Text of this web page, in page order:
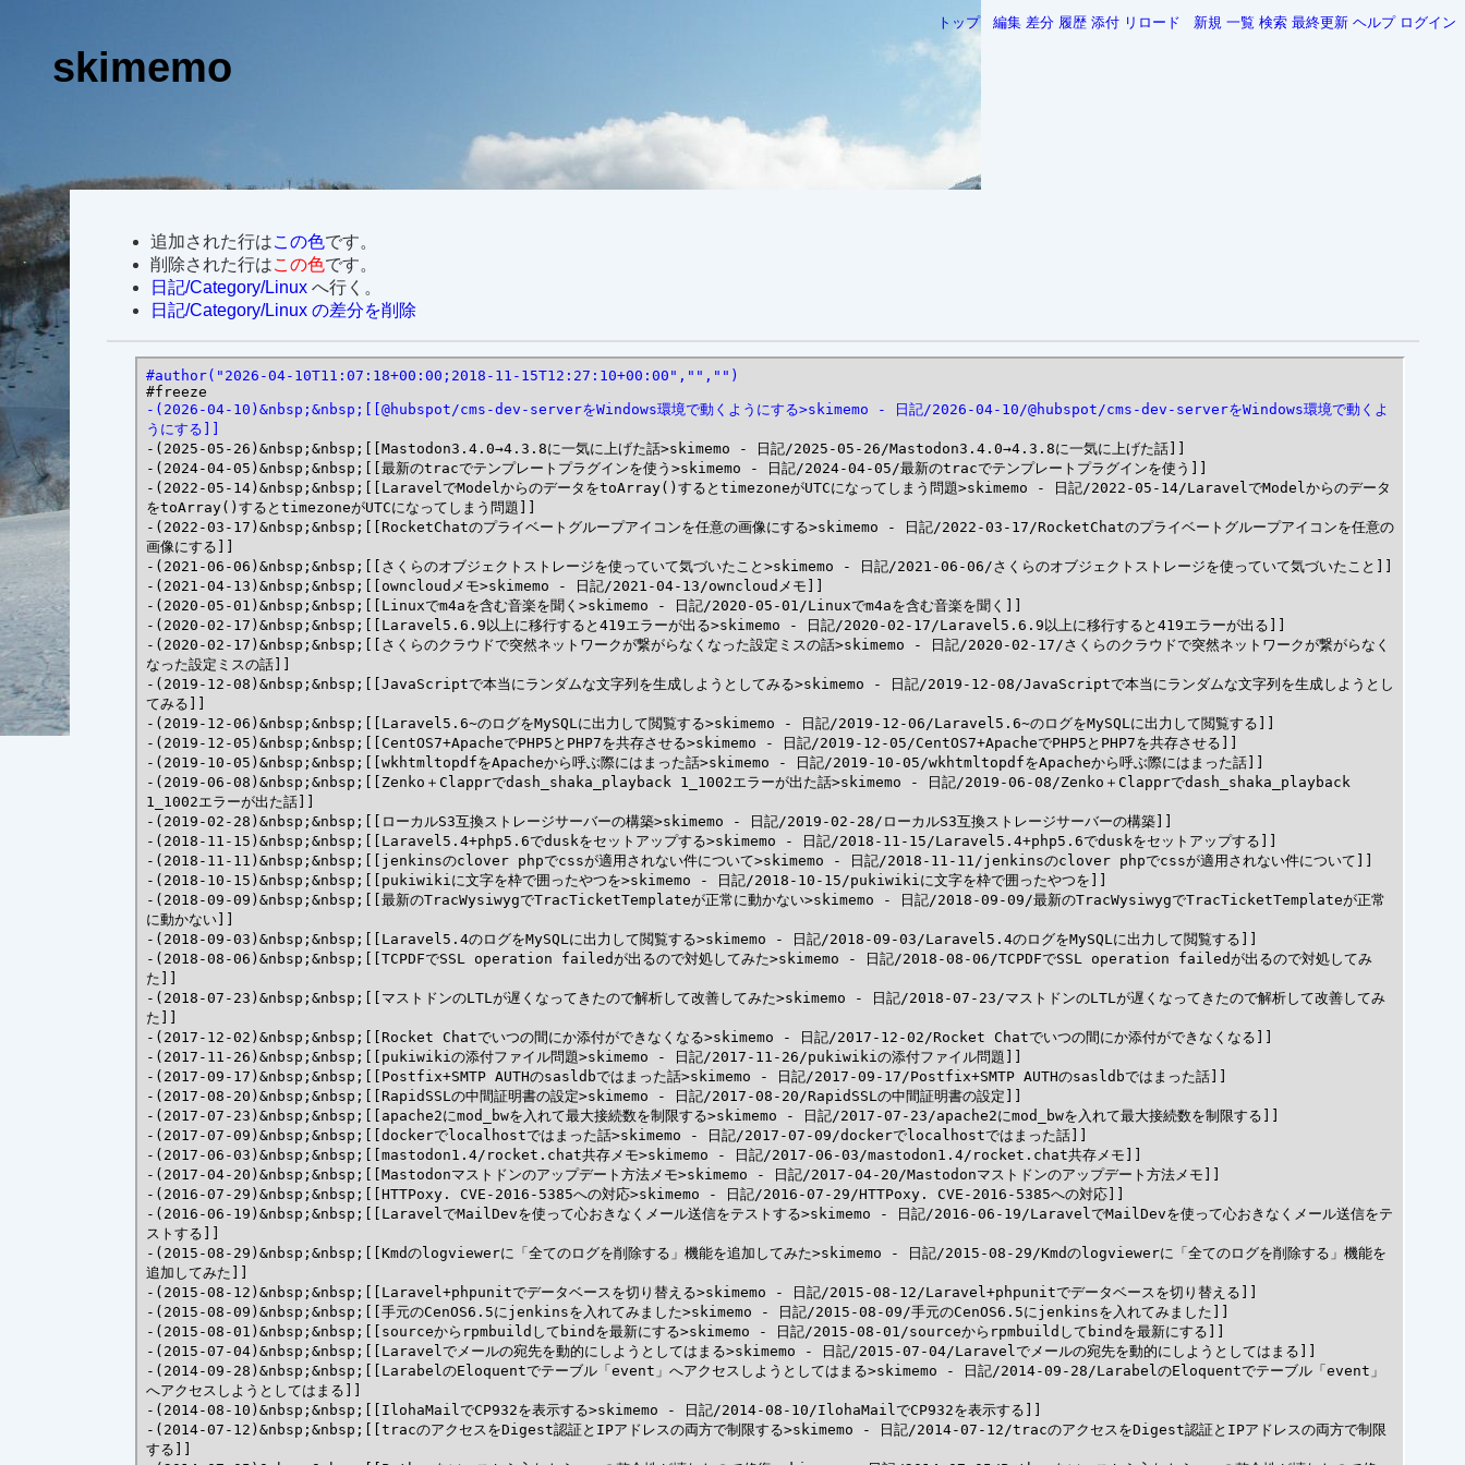
トップ 編集 差分 履歴 添付 リロード 新規 一覧 検索 最終更新 ヘルプ ログイン
skimemo
追加された行はこの色です。
削除された行はこの色です。
日記/Category/Linux へ行く。
日記/Category/Linux の差分を削除
#author("2026-04-10T11:07:18+00:00;2018-11-15T12:27:10+00:00","","")
-(2026-04-10)&nbsp;&nbsp;[[@hubspot/cms-dev-serverをWindows環境で動くようにする>skimemo - 日記/2026-04-10/@hubspot/cms-dev-serverをWindows環境で動くよ
うにする]]
-(2025-05-26)&nbsp;&nbsp;[[Mastodon3.4.0→4.3.8に一気に上げた話>skimemo - 日記/2025-05-26/Mastodon3.4.0→4.3.8に一気に上げた話]]
-(2024-04-05)&nbsp;&nbsp;[[最新のtracでテンプレートプラグインを使う>skimemo - 日記/2024-04-05/最新のtracでテンプレートプラグインを使う]]
-(2022-05-14)&nbsp;&nbsp;[[LaravelでModelからのデータをtoArray()するとtimezoneがUTCになってしまう問題>skimemo - 日記/2022-05-14/LaravelでModelからのデータ
をtoArray()するとtimezoneがUTCになってしまう問題]]
-(2022-03-17)&nbsp;&nbsp;[[RocketChatのプライベートグループアイコンを任意の画像にする>skimemo - 日記/2022-03-17/RocketChatのプライベートグループアイコンを任意の
画像にする]]
-(2021-06-06)&nbsp;&nbsp;[[さくらのオブジェクトストレージを使っていて気づいたこと>skimemo - 日記/2021-06-06/さくらのオブジェクトストレージを使っていて気づいたこと]]
-(2021-04-13)&nbsp;&nbsp;[[owncloudメモ>skimemo - 日記/2021-04-13/owncloudメモ]]
-(2020-05-01)&nbsp;&nbsp;[[Linuxでm4aを含む音楽を聞く>skimemo - 日記/2020-05-01/Linuxでm4aを含む音楽を聞く]]
-(2020-02-17)&nbsp;&nbsp;[[Laravel5.6.9以上に移行すると419エラーが出る>skimemo - 日記/2020-02-17/Laravel5.6.9以上に移行すると419エラーが出る]]
-(2020-02-17)&nbsp;&nbsp;[[さくらのクラウドで突然ネットワークが繋がらなくなった設定ミスの話>skimemo - 日記/2020-02-17/さくらのクラウドで突然ネットワークが繋がらなく
なった設定ミスの話]]
-(2019-12-08)&nbsp;&nbsp;[[JavaScriptで本当にランダムな文字列を生成しようとしてみる>skimemo - 日記/2019-12-08/JavaScriptで本当にランダムな文字列を生成しようとし
てみる]]
-(2019-12-06)&nbsp;&nbsp;[[Laravel5.6~のログをMySQLに出力して閲覧する>skimemo - 日記/2019-12-06/Laravel5.6~のログをMySQLに出力して閲覧する]]
-(2019-12-05)&nbsp;&nbsp;[[CentOS7+ApacheでPHP5とPHP7を共存させる>skimemo - 日記/2019-12-05/CentOS7+ApacheでPHP5とPHP7を共存させる]]
-(2019-10-05)&nbsp;&nbsp;[[wkhtmltopdfをApacheから呼ぶ際にはまった話>skimemo - 日記/2019-10-05/wkhtmltopdfをApacheから呼ぶ際にはまった話]]
-(2019-06-08)&nbsp;&nbsp;[[Zenko＋Clapprでdash_shaka_playback 1_1002エラーが出た話>skimemo - 日記/2019-06-08/Zenko＋Clapprでdash_shaka_playback
1_1002エラーが出た話]]
-(2019-02-28)&nbsp;&nbsp;[[ローカルS3互換ストレージサーバーの構築>skimemo - 日記/2019-02-28/ローカルS3互換ストレージサーバーの構築]]
-(2018-11-15)&nbsp;&nbsp;[[Laravel5.4+php5.6でduskをセットアップする>skimemo - 日記/2018-11-15/Laravel5.4+php5.6でduskをセットアップする]]
-(2018-11-11)&nbsp;&nbsp;[[jenkinsのclover phpでcssが適用されない件について>skimemo - 日記/2018-11-11/jenkinsのclover phpでcssが適用されない件について]]
-(2018-10-15)&nbsp;&nbsp;[[pukiwikiに文字を枠で囲ったやつを>skimemo - 日記/2018-10-15/pukiwikiに文字を枠で囲ったやつを]]
-(2018-09-09)&nbsp;&nbsp;[[最新のTracWysiwygでTracTicketTemplateが正常に動かない>skimemo - 日記/2018-09-09/最新のTracWysiwygでTracTicketTemplateが正常
に動かない]]
-(2018-09-03)&nbsp;&nbsp;[[Laravel5.4のログをMySQLに出力して閲覧する>skimemo - 日記/2018-09-03/Laravel5.4のログをMySQLに出力して閲覧する]]
-(2018-08-06)&nbsp;&nbsp;[[TCPDFでSSL operation failedが出るので対処してみた>skimemo - 日記/2018-08-06/TCPDFでSSL operation failedが出るので対処してみ
た]]
-(2018-07-23)&nbsp;&nbsp;[[マストドンのLTLが遅くなってきたので解析して改善してみた>skimemo - 日記/2018-07-23/マストドンのLTLが遅くなってきたので解析して改善してみ
た]]
-(2017-12-02)&nbsp;&nbsp;[[Rocket Chatでいつの間にか添付ができなくなる>skimemo - 日記/2017-12-02/Rocket Chatでいつの間にか添付ができなくなる]]
-(2017-11-26)&nbsp;&nbsp;[[pukiwikiの添付ファイル問題>skimemo - 日記/2017-11-26/pukiwikiの添付ファイル問題]]
-(2017-09-17)&nbsp;&nbsp;[[Postfix+SMTP AUTHのsasldbではまった話>skimemo - 日記/2017-09-17/Postfix+SMTP AUTHのsasldbではまった話]]
-(2017-08-20)&nbsp;&nbsp;[[RapidSSLの中間証明書の設定>skimemo - 日記/2017-08-20/RapidSSLの中間証明書の設定]]
-(2017-07-23)&nbsp;&nbsp;[[apache2にmod_bwを入れて最大接続数を制限する>skimemo - 日記/2017-07-23/apache2にmod_bwを入れて最大接続数を制限する]]
-(2017-07-09)&nbsp;&nbsp;[[dockerでlocalhostではまった話>skimemo - 日記/2017-07-09/dockerでlocalhostではまった話]]
-(2017-06-03)&nbsp;&nbsp;[[mastodon1.4/rocket.chat共存メモ>skimemo - 日記/2017-06-03/mastodon1.4/rocket.chat共存メモ]]
-(2017-04-20)&nbsp;&nbsp;[[Mastodonマストドンのアップデート方法メモ>skimemo - 日記/2017-04-20/Mastodonマストドンのアップデート方法メモ]]
-(2016-07-29)&nbsp;&nbsp;[[HTTPoxy. CVE-2016-5385への対応>skimemo - 日記/2016-07-29/HTTPoxy. CVE-2016-5385への対応]]
-(2016-06-19)&nbsp;&nbsp;[[LaravelでMailDevを使って心おきなくメール送信をテストする>skimemo - 日記/2016-06-19/LaravelでMailDevを使って心おきなくメール送信をテ
ストする]]
-(2015-08-29)&nbsp;&nbsp;[[Kmdのlogviewerに「全てのログを削除する」機能を追加してみた>skimemo - 日記/2015-08-29/Kmdのlogviewerに「全てのログを削除する」機能を
追加してみた]]
-(2015-08-12)&nbsp;&nbsp;[[Laravel+phpunitでデータベースを切り替える>skimemo - 日記/2015-08-12/Laravel+phpunitでデータベースを切り替える]]
-(2015-08-09)&nbsp;&nbsp;[[手元のCenOS6.5にjenkinsを入れてみました>skimemo - 日記/2015-08-09/手元のCenOS6.5にjenkinsを入れてみました]]
-(2015-08-01)&nbsp;&nbsp;[[sourceからrpmbuildしてbindを最新にする>skimemo - 日記/2015-08-01/sourceからrpmbuildしてbindを最新にする]]
-(2015-07-04)&nbsp;&nbsp;[[Laravelでメールの宛先を動的にしようとしてはまる>skimemo - 日記/2015-07-04/Laravelでメールの宛先を動的にしようとしてはまる]]
-(2014-09-28)&nbsp;&nbsp;[[LarabelのEloquentでテーブル「event」へアクセスしようとしてはまる>skimemo - 日記/2014-09-28/LarabelのEloquentでテーブル「event」
へアクセスしようとしてはまる]]
-(2014-08-10)&nbsp;&nbsp;[[IlohaMailでCP932を表示する>skimemo - 日記/2014-08-10/IlohaMailでCP932を表示する]]
-(2014-07-12)&nbsp;&nbsp;[[tracのアクセスをDigest認証とIPアドレスの両方で制限する>skimemo - 日記/2014-07-12/tracのアクセスをDigest認証とIPアドレスの両方で制限
する]]